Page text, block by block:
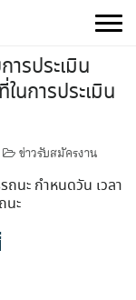
ารประเมิน
นการประเมิน
ข่าวรับสมัครงาน
ถนะ กำหนดวัน เวลา
นะ